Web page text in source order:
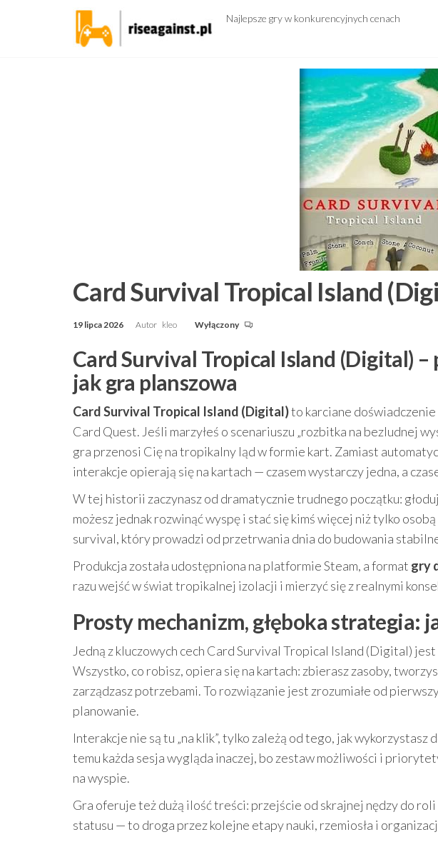
Najlepsze gry w konkurencyjnych cenach
Card Survival Tropical Island
19 lipca 2026 Autor kleo Wyłączony
Card Survival Tropical Island (Digital)
jak gra planszowa
Card Survival Tropical Island (Digital)to karciane
Card Quest. Jeśli marzyłeś o scenariuszu „rozbitka na bezludnej
gra przenosi Cię na tropikalny ląd w formie kart. Zamiast
interakcje opierają się na kartach — czasem wystarczy jedna, a
W tej historii zaczynasz od dramatycznie trudnego początku:
możesz jednak rozwinąć wyspę i stać się kimś więcej niż tylko
survival, który prowadzi od przetrwania dnia do budowania
Produkcja została udostępniona na platformie Steam, a format gry
razu wejść w świat tropikalnej izolacji i mierzyć się z realnymi
Prosty mechanizm, głęboka strategia:
Jedną z kluczowych cech Card Survival Tropical Island (Digital) jest
Wszystko, co robisz, opiera się na kartach: zbierasz zasoby,
zarządzasz potrzebami. To rozwiązanie jest zrozumiałe od
planowanie.
Interakcje nie są tu „na klik”, tylko zależą od tego, jak wykorzystasz
temu każda sesja wygląda inaczej, bo zestaw możliwości i
na wyspie.
Gra oferuje też dużą ilość treści: przejście od skrajnej nędzy do
statusu — to droga przez kolejne etapy nauki, rzemiosła i